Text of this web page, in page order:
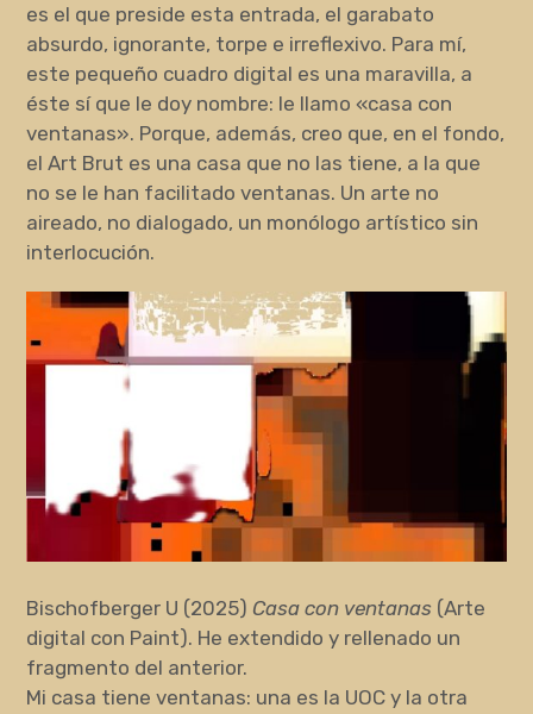
es el que preside esta entrada, el garabato
absurdo, ignorante, torpe e irreflexivo. Para mí,
este pequeño cuadro digital es una maravilla, a
éste sí que le doy nombre: le llamo «casa con
ventanas». Porque, además, creo que, en el fondo,
el Art Brut es una casa que no las tiene, a la que
no se le han facilitado ventanas. Un arte no
aireado, no dialogado, un monólogo artístico sin
interlocución.
Bischofberger U (2025) Casa con ventanas (Arte
digital con Paint). He extendido y rellenado un
fragmento del anterior.
Mi casa tiene ventanas: una es la UOC y la otra